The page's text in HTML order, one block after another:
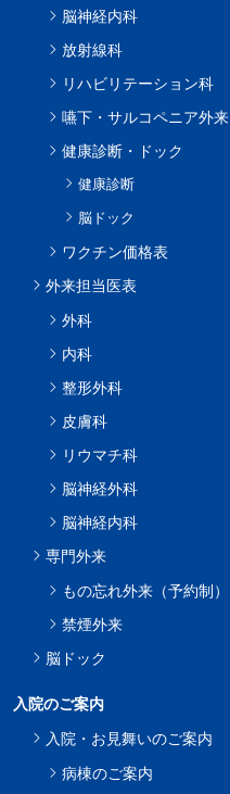
脳神経内科
放射線科
リハビリテーション科
嚥下・サルコペニア外来
健康診断・ドック
健康診断
脳ドック
ワクチン価格表
外来担当医表
外科
内科
整形外科
皮膚科
リウマチ科
脳神経外科
脳神経内科
専門外来
もの忘れ外来（予約制）
禁煙外来
脳ドック
入院のご案内
入院・お見舞いのご案内
病棟のご案内